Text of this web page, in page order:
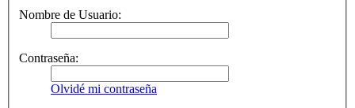
Nombre de Usuario:
Contraseña:
Olvidé mi contraseña